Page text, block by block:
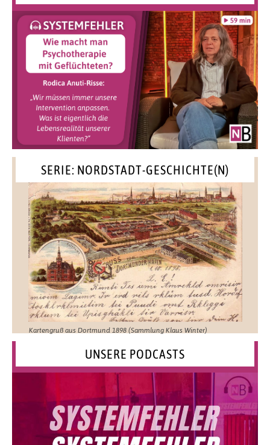
SERIE: NORDSTADT-GESCHICHTE(N)
Kartengruß aus Dortmund 1898 (Sammlung Klaus Winter)
UNSERE PODCASTS